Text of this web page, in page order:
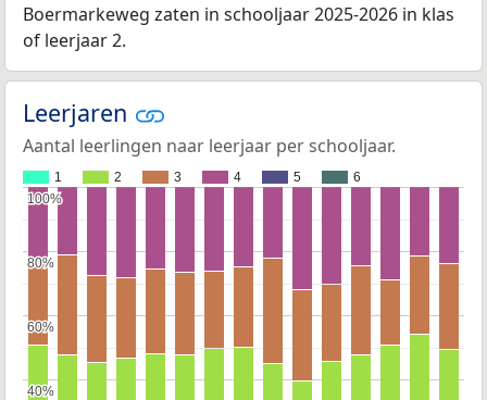
Boermarkeweg zaten in schooljaar 2025-2026 in klas
of leerjaar 2.
Leerjaren
Aantal leerlingen naar leerjaar per schooljaar.
1 2 3 4 5 6
40%
40%
60%
60%
80%
80%
100%
100%